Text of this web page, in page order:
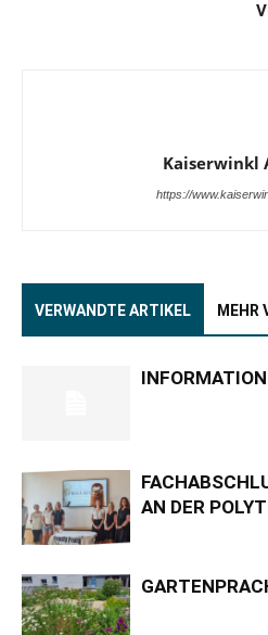
Kaiserwinkl
https://
VERWANDTE ARTIKEL MEHR
AN DER